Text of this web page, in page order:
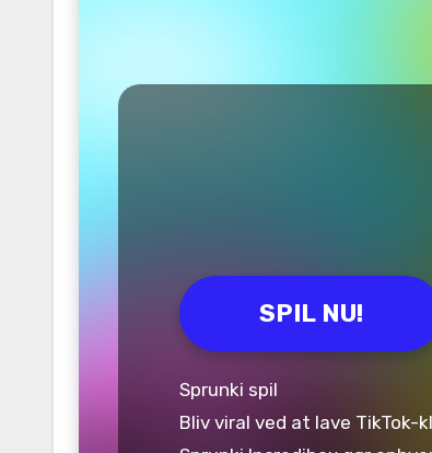
SPIL NU!
Sprunki spil
Bliv viral ved at lave TikTok-